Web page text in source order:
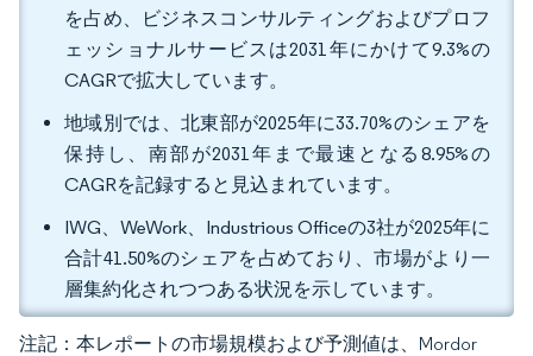
を占め、ビジネスコンサルティングおよびプロフ
ェッショナルサービスは2031年にかけて9.3%の
CAGRで拡大しています。
地域別では、北東部が2025年に33.70%のシェアを
保持し、南部が2031年まで最速となる8.95%の
CAGRを記録すると見込まれています。
IWG、WeWork、Industrious Officeの3社が2025年に
合計41.50%のシェアを占めており、市場がより一
層集約化されつつある状況を示しています。
注記：本レポートの市場規模および予測値は、Mordor